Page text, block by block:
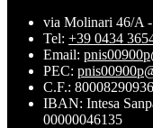
via Molinari 46/A
Tel: +39 0434
Email:
PEC:
C.F.: 80008290936
IBAN: Intesa
00000046135